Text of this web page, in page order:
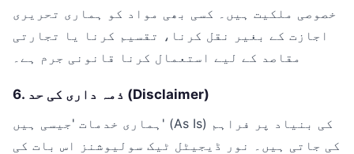
خصوصی ملکیت ہیں۔ کسی بھی مواد کو ہماری تحریری
اجازت کے بغیر نقل کرنا، تقسیم کرنا یا تجارتی
مقاصد کے لیے استعمال کرنا قانونی جرم ہے۔
6. ذمہ داری کی حد (Disclaimer)
ہماری خدمات 'جیسی ہیں' (As Is) کی بنیاد پر فراہم
کی جاتی ہیں۔ نور ڈیجیٹل ٹیک سولیوشنز اس بات کی